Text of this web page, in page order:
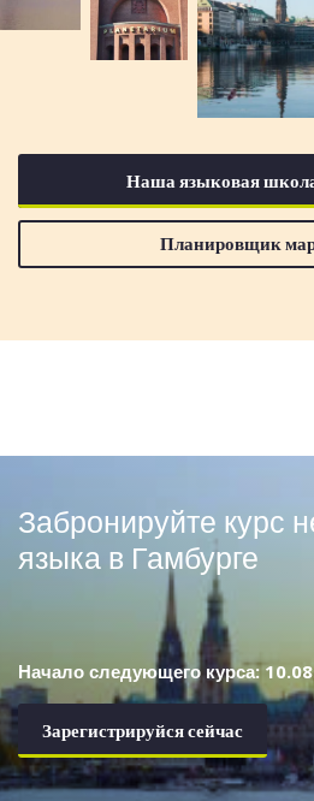
Наша языковая
Планировщик
Забронируйте курс
языка в Гамбурге
Начало следующего курса:
Зарегистрируйся сейчас